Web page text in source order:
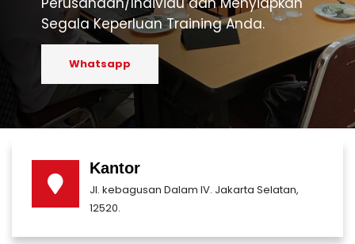
Segala Keperluan Training Anda.
Whatsapp
Kantor
Jl. kebagusan Dalam IV. Jakarta Selatan,
12520.